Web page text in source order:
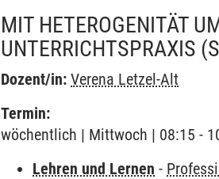
MIT HETEROGENITÄT
UNTERRICHTSPRAXIS
Dozent/in: Verena Letzel-Alt
Termin:
wöchentlich | Mittwoch | 08:15 -
Lehren und Lernen -